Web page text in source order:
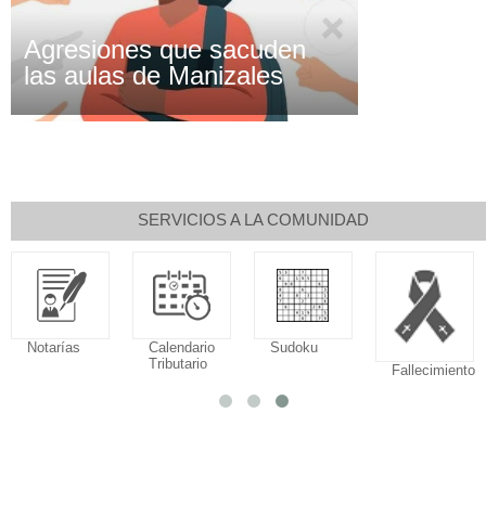
Agresiones que sacuden
las aulas de Manizales
SERVICIOS A LA COMUNIDAD
Notarías
Calendario
Tributario
Sudoku
Fallecimiento